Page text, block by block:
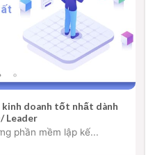
kinh doanh tốt nhất dành
Leader
phần mềm lập kế...